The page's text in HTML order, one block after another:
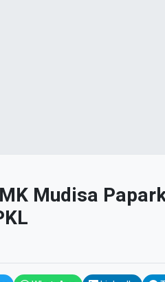
Mudisa